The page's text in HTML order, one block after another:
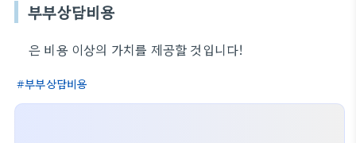
부부상담비용
은 비용 이상의 가치를 제공할 것입니다!
부부상담비용